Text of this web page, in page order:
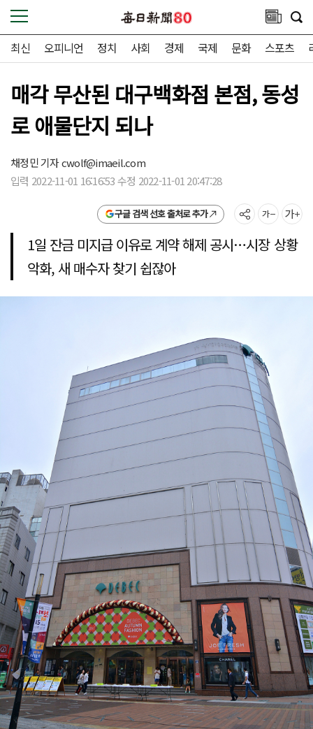
최신 오피니언 정치 사회 경제 국제 문화 스포츠
매각 무산된 대구백화점 본점, 동성
로 애물단지 되나
채정민 기자cwolf@imaeil.com
입력 2022-11-01 16:16:53 수정 2022-11-01 20:47:28
구글 검색 선호 출처로 추가
1일 잔금 미지급 이유로 계약 해제 공시…시장 상황
악화, 새 매수자 찾기 쉽잖아